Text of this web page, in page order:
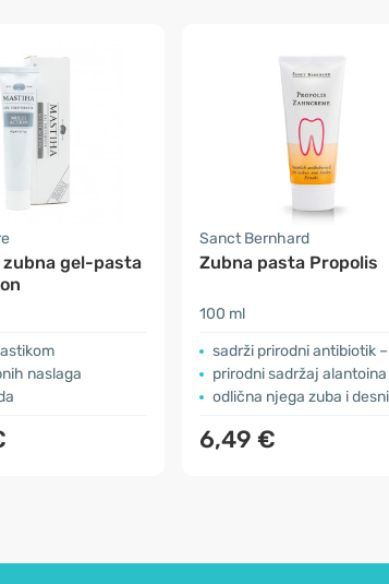
gel-pasta
naslaga
Sanct Bernhard
Zubna pasta Propolis
100 ml
sadrži prirodni antibiotik –
prirodni sadržaj alantoina
odlična njega zuba i desni
6,49 €